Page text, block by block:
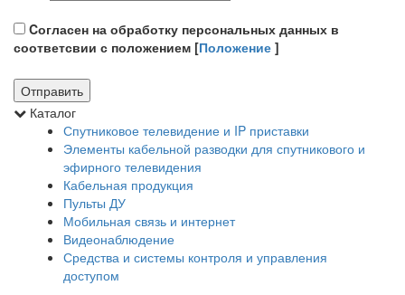
Cогласен на обработку персональных данных в
соответсвии с положением [Положение ]
Каталог
Спутниковое телевидение и IP приставки
Элементы кабельной разводки для спутникового и
эфирного телевидения
Кабельная продукция
Пульты ДУ
Мобильная связь и интернет
Видеонаблюдение
Средства и системы контроля и управления
доступом